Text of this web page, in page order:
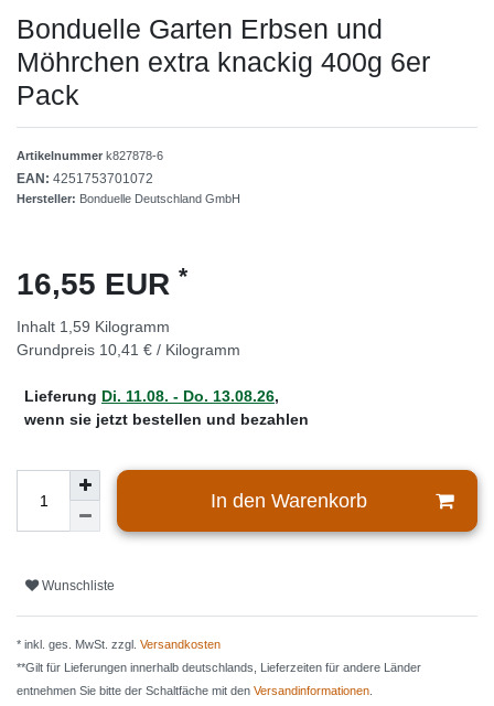
Bonduelle Garten Erbsen und
Möhrchen extra knackig 400g 6er
Pack
Artikelnummer k827878-6
EAN: 4251753701072
Hersteller: Bonduelle Deutschland GmbH
16,55 EUR *
Inhalt 1,59 Kilogramm
Grundpreis 10,41 € / Kilogramm
Lieferung Di. 11.08. - Do. 13.08.26,
wenn sie jetzt bestellen und bezahlen
In den Warenkorb
Wunschliste
* inkl. ges. MwSt. zzgl. Versandkosten
**Gilt für Lieferungen innerhalb deutschlands, Lieferzeiten für andere Länder
entnehmen Sie bitte der Schaltfäche mit den Versandinformationen